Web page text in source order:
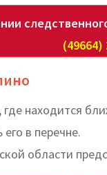
(49664)
находится
в перечне.
области